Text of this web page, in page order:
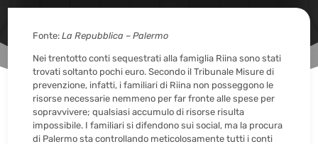
Fonte:La Repubblica – Palermo
Nei trentotto conti sequestrati alla famiglia Riina sono stati
trovati soltanto pochi euro. Secondo il Tribunale Misure di
prevenzione, infatti, i familiari di Riina non posseggono le
risorse necessarie nemmeno per far fronte alle spese per
sopravvivere; qualsiasi accumulo di risorse risulta
impossibile. I familiari si difendono sui social, ma la procura
di Palermo sta controllando meticolosamente tutti i conti